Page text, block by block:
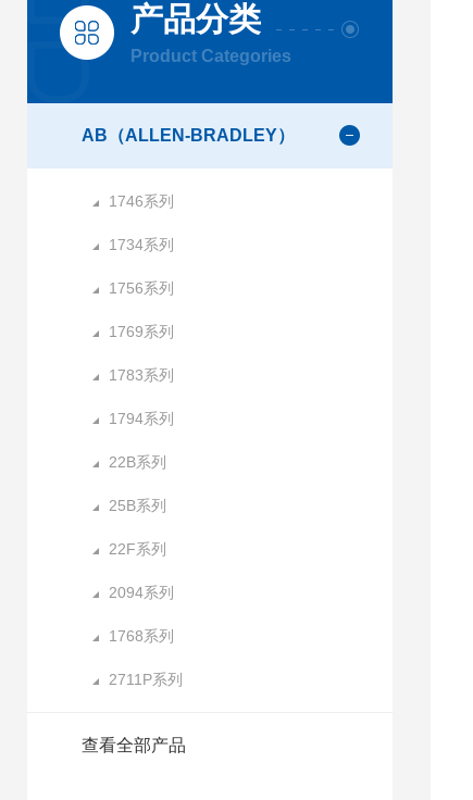
产品分类
Product Categories
AB（ALLEN-BRADLEY）
1746系列
1734系列
1756系列
1769系列
1783系列
1794系列
22B系列
25B系列
22F系列
2094系列
1768系列
2711P系列
查看全部产品